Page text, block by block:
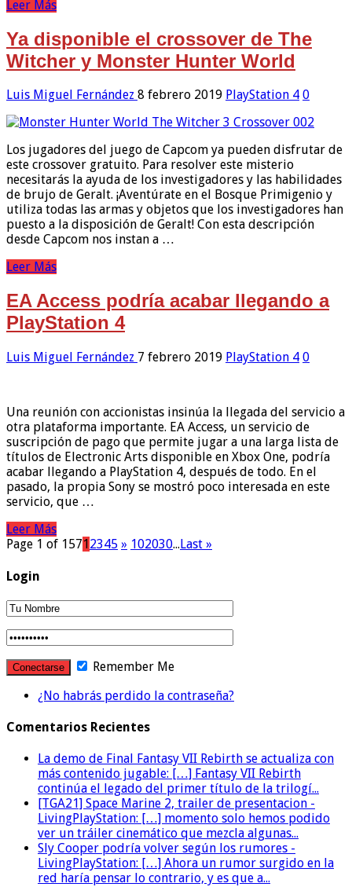
Leer Más
Ya disponible el crossover de The
Witcher y Monster Hunter World
Luis Miguel Fernández 8 febrero 2019 PlayStation 4 0
Los jugadores del juego de Capcom ya pueden disfrutar de
este crossover gratuito. Para resolver este misterio
necesitarás la ayuda de los investigadores y las habilidades
de brujo de Geralt. ¡Aventúrate en el Bosque Primigenio y
utiliza todas las armas y objetos que los investigadores han
puesto a la disposición de Geralt! Con esta descripción
desde Capcom nos instan a …
Leer Más
EA Access podría acabar llegando a
PlayStation 4
Luis Miguel Fernández 7 febrero 2019 PlayStation 4 0
Una reunión con accionistas insinúa la llegada del servicio a
otra plataforma importante. EA Access, un servicio de
suscripción de pago que permite jugar a una larga lista de
títulos de Electronic Arts disponible en Xbox One, podría
acabar llegando a PlayStation 4, después de todo. En el
pasado, la propia Sony se mostró poco interesada en este
servicio, que …
Leer Más
Page 1 of 1571 2345 » 102030... Last »
Login
Remember Me
¿No habrás perdido la contraseña?
Comentarios Recientes
La demo de Final Fantasy VII Rebirth se actualiza con
más contenido jugable: […] Fantasy VII Rebirth
continúa el legado del primer título de la trilogí...
[TGA21] Space Marine 2, trailer de presentacion -
LivingPlayStation: […] momento solo hemos podido
ver un tráiler cinemático que mezcla algunas...
Sly Cooper podría volver según los rumores -
LivingPlayStation: […] Ahora un rumor surgido en la
red haría pensar lo contrario, y es que a...